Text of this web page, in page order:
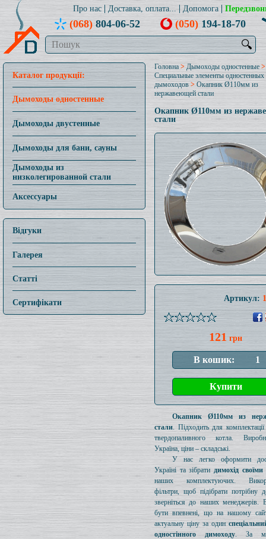
Про нас Доставка, оплата... Допомога
(068)804-06-52 (050)194-18-70
🔍
Каталог продукції:
Дымоходы одностенные
Дымоходы двустенные
Дымоходы для бани, сауны
Дымоходы из
низколегированной стали
Аксессуары
Відгуки
Галерея
Статті
Сертифікати
Головна > Дымоходы одностенные >
Специальные элементы одностенных
дымоходов > Окапник Ø110мм из
нержавеющей стали
Окапник Ø110мм из
стали
Артикул:
121 грн
Окапник Ø110мм из
стали. Підходить для
твердопаливного котла.
Україна, ціни – складські.
У нас легко оформити
Україні та зібрати димохід
наших комплектуючих.
фільтри, щоб підібрати потрібну
зверніться до наших менеджерів.
бути впевнені, що на нашому
актуальну ціну за один
одностінного димоходу. За